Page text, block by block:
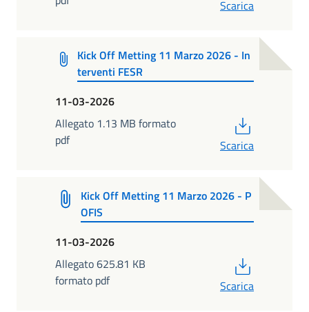
Scarica
Kick Off Metting 11 Marzo 2026 - In
terventi FESR
11-03-2026
Allegato 1.13 MB formato
pdf
Scarica
Kick Off Metting 11 Marzo 2026 - P
OFIS
11-03-2026
Allegato 625.81 KB
formato pdf
Scarica